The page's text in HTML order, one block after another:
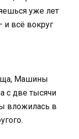
уже лет
и всё вокруг
Машины
с две тысячи
вложилась в